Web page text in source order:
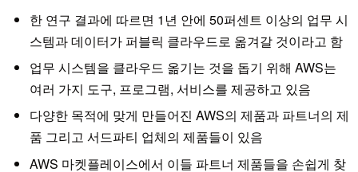
한 연구 결과에 따르면 1년 안에 50퍼센트 이상의 업무 시
스템과 데이터가 퍼블릭 클라우드로 옮겨갈 것이라고 함
업무 시스템을 클라우드 옮기는 것을 돕기 위해 AWS는
여러 가지 도구, 프로그램, 서비스를 제공하고 있음
다양한 목적에 맞게 만들어진 AWS의 제품과 파트너의 제
품 그리고 서드파티 업체의 제품들이 있음
AWS 마켓플레이스에서 이들 파트너 제품들을 손쉽게 찾